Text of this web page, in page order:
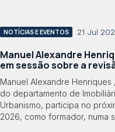
NOTÍCIAS E EVENTOS 21 Jul
Manuel Alexandre
em sessão sobre a
Manuel Alexandre Henriques
do departamento de
Urbanismo, participa no
2026, como formador, numa